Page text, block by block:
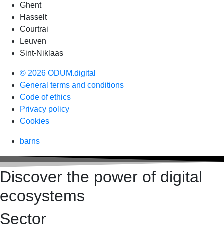
Ghent
Hasselt
Courtrai
Leuven
Sint-Niklaas
© 2026 ODUM.digital
General terms and conditions
Code of ethics
Privacy policy
Cookies
barns
Discover the power of digital
ecosystems
Sector